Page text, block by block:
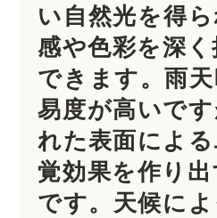
い自然光を得
感や色彩を深
できます。雨
易度が高いで
れた表面によ
覚効果を作り
です。天候に